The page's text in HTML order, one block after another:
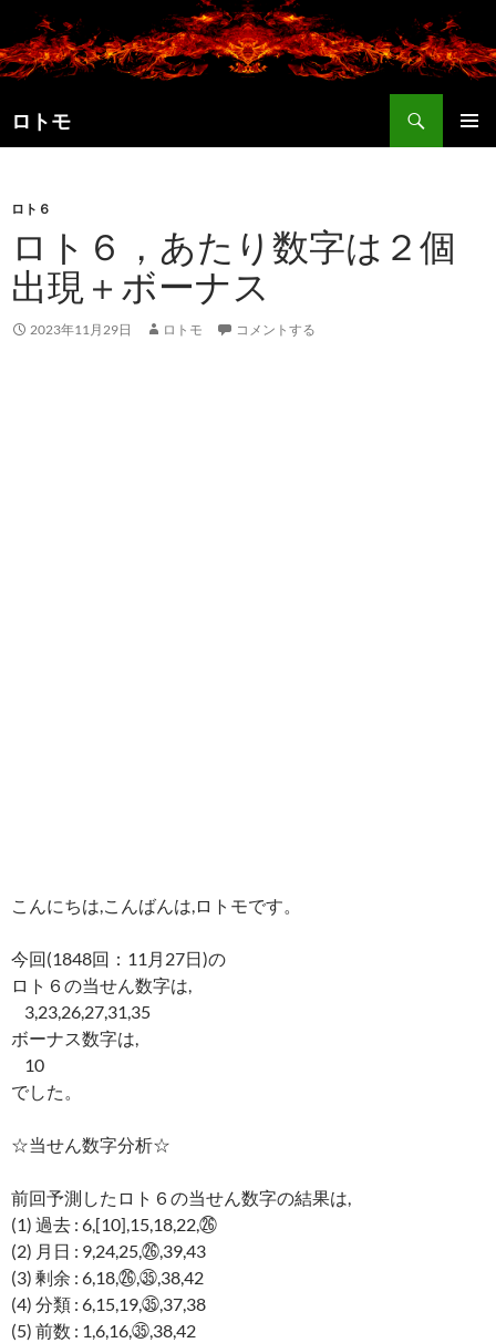
ン
テ
ツ
へ
ロトモ
索
ロト６
ロト６，あたり数字は２個
出現＋ボーナス
2023年11月29日 ロトモ コメントする
こんにちは,こんばんは,ロトモです。
今回(1848回：11月27日)の
ロト６の当せん数字は,
3,23,26,27,31,35
ボーナス数字は,
10
でした。
☆当せん数字分析☆
前回予測したロト６の当せん数字の結果は,
(1) 過去 : 6,[10],15,18,22,㉖
(2) 月日 : 9,24,25,㉖,39,43
(3) 剰余 : 6,18,㉖,㉟,38,42
(4) 分類 : 6,15,19,㉟,37,38
(5) 前数 : 1,6,16,㉟,38,42